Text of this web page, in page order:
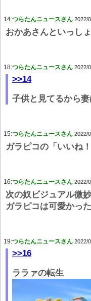
14:つらたんニュースさん 2022/
おかあさんといっし
18:つらたんニュースさん 2022/
>>14
子供と見てるから
15:つらたんニュースさん 2022/
ガラピコの「いいね
16:つらたんニュースさん 2022/
次の奴ビジュアル微
ガラピコは可愛かっ
19:つらたんニュースさん 2022/
>>16
ララァの転生